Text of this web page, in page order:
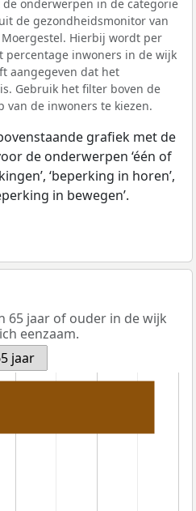
onderwerpen in de categorie
de gezondheidsmonitor van
Hierbij wordt per
percentage inwoners in de wijk
aangegeven dat het
Gebruik het filter boven de
van de inwoners te kiezen.
grafiek met de
de onderwerpen ‘één of
‘beperking in horen’,
in bewegen’.
65 jaar of ouder in de wijk
eenzaam.
jaar